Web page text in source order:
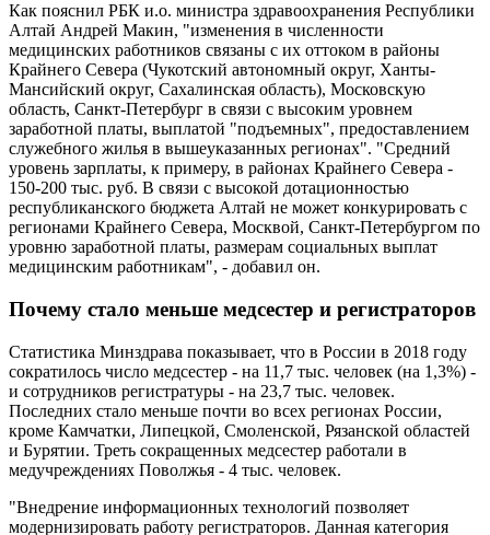
Как пояснил РБК и.о. министра здравоохранения Республики
Алтай Андрей Макин, "изменения в численности
медицинских работников связаны с их оттоком в районы
Крайнего Севера (Чукотский автономный округ, Ханты-
Мансийский округ, Сахалинская область), Московскую
область, Санкт-Петербург в связи с высоким уровнем
заработной платы, выплатой "подъемных", предоставлением
служебного жилья в вышеуказанных регионах". "Средний
уровень зарплаты, к примеру, в районах Крайнего Севера -
150-200 тыс. руб. В связи с высокой дотационностью
республиканского бюджета Алтай не может конкурировать с
регионами Крайнего Севера, Москвой, Санкт-Петербургом по
уровню заработной платы, размерам социальных выплат
медицинским работникам", - добавил он.
Почему стало меньше медсестер и регистраторов
Статистика Минздрава показывает, что в России в 2018 году
сократилось число медсестер - на 11,7 тыс. человек (на 1,3%) -
и сотрудников регистратуры - на 23,7 тыс. человек.
Последних стало меньше почти во всех регионах России,
кроме Камчатки, Липецкой, Смоленской, Рязанской областей
и Бурятии. Треть сокращенных медсестер работали в
медучреждениях Поволжья - 4 тыс. человек.
"Внедрение информационных технологий позволяет
модернизировать работу регистраторов. Данная категория